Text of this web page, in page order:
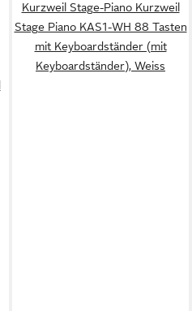
Kurzweil Stage-Piano Kurzweil
Stage Piano KAS1-WH 88 Tasten
mit Keyboardständer (mit
Keyboardständer), Weiss